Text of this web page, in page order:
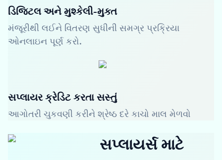
ડિજિટલ અને મુશ્કેલી-મુક્ત
મંજૂરીથી લઈને વિતરણ સુધીની સમગ્ર પ્રક્રિયા
ઓનલાઇન પૂર્ણ કરો.
સપ્લાયર ક્રેડિટ કરતા સસ્તું
આગોતરી ચુકવણી કરીને શ્રેષ્ઠ દરે કાચો માલ મેળવો
સપ્લાયર્સ માટે